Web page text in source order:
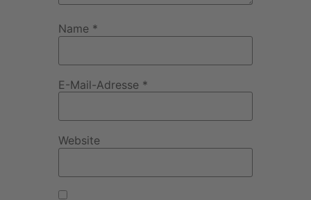
Name *
E-Mail-Adresse *
Website